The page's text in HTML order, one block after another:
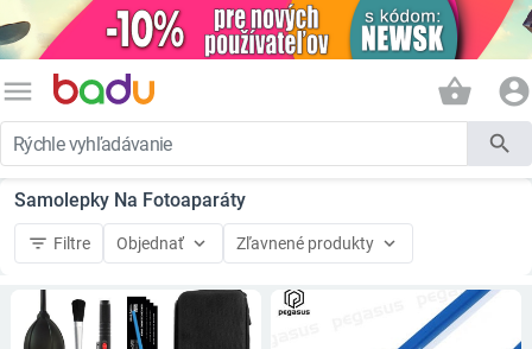
menu shopping_basket account_circle
search
Samolepky Na Fotoaparáty
filter_list Filtre Objednať keyboard_arrow_down Zľavnené produkty keyboard_arrow_down